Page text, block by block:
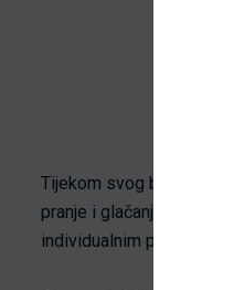
Tijekom svog boravka,
pranje i glačanje nama.
individualnim potrebama